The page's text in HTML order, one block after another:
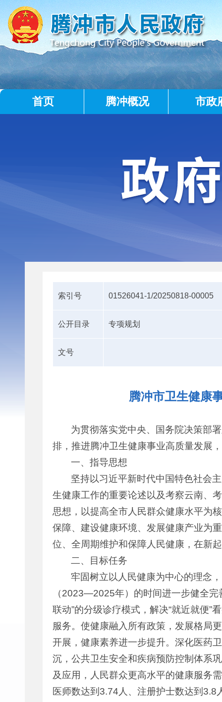
首页 腾冲概况 市政
索引号 01526041-1/20250818-00005
公开目录 专项规划
文号
腾冲市卫生健康
为贯彻落实党中央、国务院决策部
排，推进腾冲卫生健康事业高质量发展
一、指导思想
坚持以习近平新时代中国特色社会
生健康工作的重要论述以及考察云南、
思想，以提高全市人民群众健康水平为
保障、建设健康环境、发展健康产业为
位、全周期维护和保障人民健康，在新
二、目标任务
牢固树立以人民健康为中心的理念
（2023—2025年）的时间进一步健全
联动”的分级诊疗模式，解决“就近就便
服务。使健康融入所有政策，发展格局
开展，健康素养进一步提升。深化医药
沉，公共卫生安全和疾病预防控制体系
及应用，人民群众更高水平的健康服务
医师数达到3.74人、注册护士数达到